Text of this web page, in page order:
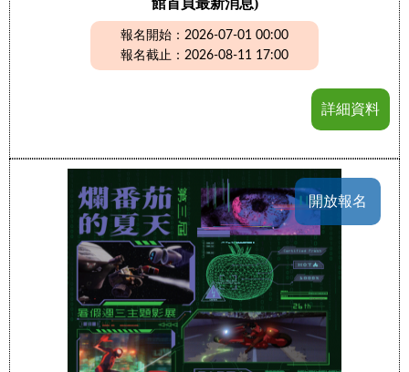
館首頁最新消息)
報名開始：2026-07-01 00:00
報名截止：2026-08-11 17:00
詳細資料
開放報名